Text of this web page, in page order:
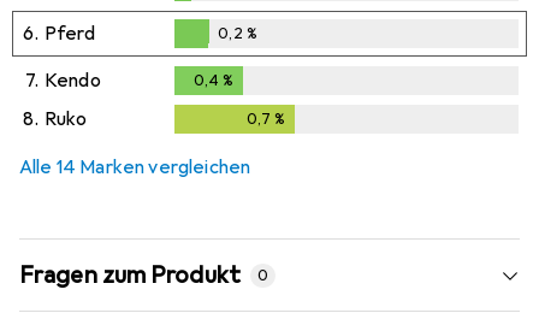
0,1%
6. Pferd
0,2%
0,2 %
7. Kendo 0,4 %
8. Ruko 0,7 %
Alle 14 Marken vergleichen
Fragen zum Produkt 0